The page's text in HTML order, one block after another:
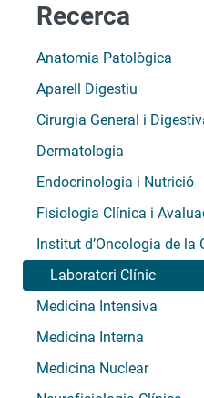
Recerca
Anatomia Patològica
Aparell Digestiu
Cirurgia General i
Dermatologia
Endocrinologia i Nutrició
Fisiologia Clínica i
Institut d’Oncologia de la
Laboratori Clínic
Medicina Intensiva
Medicina Interna
Medicina Nuclear